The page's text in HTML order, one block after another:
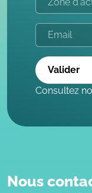
Valider
Consultez
Nous